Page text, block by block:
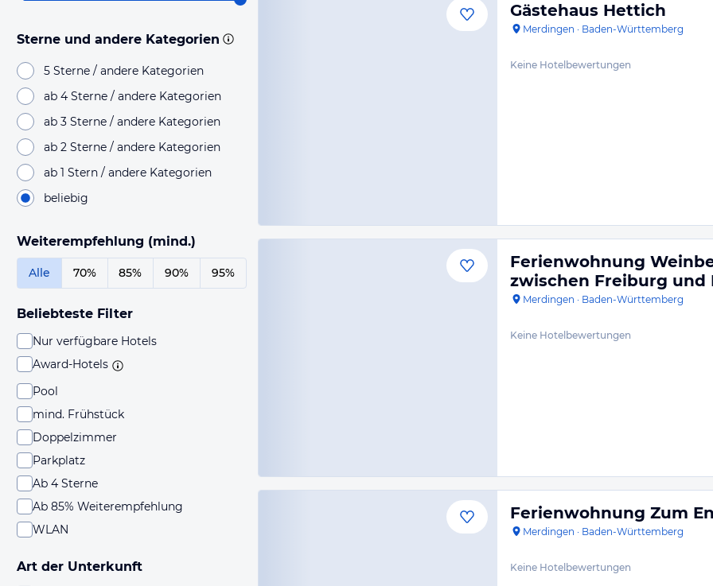
Sterne und andere Kategorien
5 Sterne / andere Kategorien
ab 4 Sterne / andere Kategorien
ab 3 Sterne / andere Kategorien
ab 2 Sterne / andere Kategorien
ab 1 Stern / andere Kategorien
beliebig
Weiterempfehlung (mind.)
Alle 70% 85% 90% 95%
Beliebteste Filter
Nur verfügbare Hotels
Award-Hotels
Pool
mind. Frühstück
Doppelzimmer
Parkplatz
Ab 4 Sterne
Ab 85% Weiterempfehlung
WLAN
Art der Unterkunft
Gästehaus Hettich
Merdingen · Baden-Württemberg
Keine Hotelbewertungen
Ferienwohnung
zwischen Freiburg und
Merdingen · Baden-Württemberg
Keine Hotelbewertungen
Ferienwohnung Zum
Merdingen · Baden-Württemberg
Keine Hotelbewertungen